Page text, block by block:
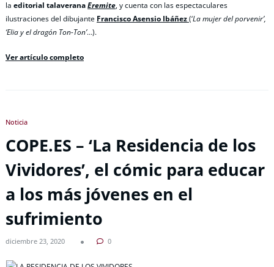
la editorial talaveranaEremite, y cuenta con las espectaculares
ilustraciones del dibujante Francisco Asensio Ibáñez(‘La mujer del porvenir’,
‘Elia y el dragón Ton-Ton’…).
Ver artículo completo
Noticia
COPE.ES – ‘La Residencia de los
Vividores’, el cómic para educar
a los más jóvenes en el
sufrimiento
diciembre 23, 2020 0